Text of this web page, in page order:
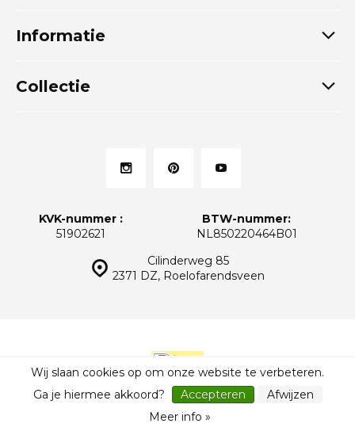
Informatie
Collectie
Cilinderweg 85
2371 DZ, Roelofarendsveen
KVK-nummer :
51902621
BTW-nummer:
NL850220464B01
© Thuiskeukens.nl Sitemap
Wij slaan cookies op om onze website te verbeteren.
Ga je hiermee akkoord?
Accepteren
Afwijzen
Meer info »